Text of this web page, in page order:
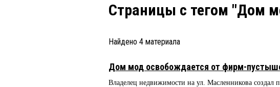
Страницы c тегом "Дом
Найдено 4 материала
Дом мод освобождается от фирм-
Владелец недвижимости на ул. Масленникова создал